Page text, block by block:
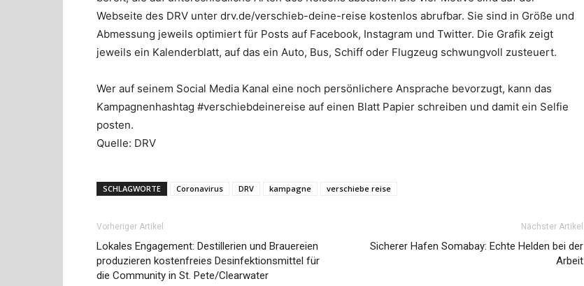
Webseite des DRV unter drv.de/verschieb-deine-reise kostenlos abrufbar. Sie sind in Größe und
Abmessung jeweils optimiert für Posts auf Facebook, Instagram und Twitter. Die Grafik zeigt
jeweils ein Kalenderblatt, auf das ein Auto, Bus, Schiff oder Flugzeug schwungvoll zusteuert.
Wer auf seinem Social Media Kanal eine noch persönlichere Ansprache bevorzugt, kann das
Kampagnenhashtag #verschiebdeinereise auf einen Blatt Papier schreiben und damit ein Selfie
posten.
Quelle: DRV
SCHLAGWORTE Coronavirus DRV kampagne verschiebe reise
Vorheriger Artikel
Lokales Engagement: Destillerien und Brauereien
produzieren kostenfreies Desinfektionsmittel für
die Community in St. Pete/Clearwater
Nächster Artikel
Sicherer Hafen Somabay: Echte Helden bei der
Arbeit